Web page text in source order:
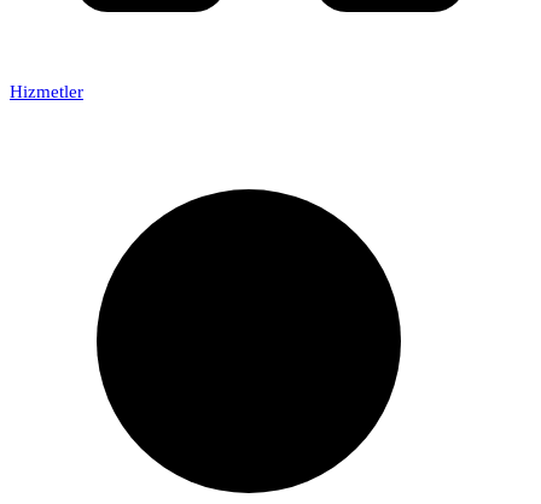
Hizmetler